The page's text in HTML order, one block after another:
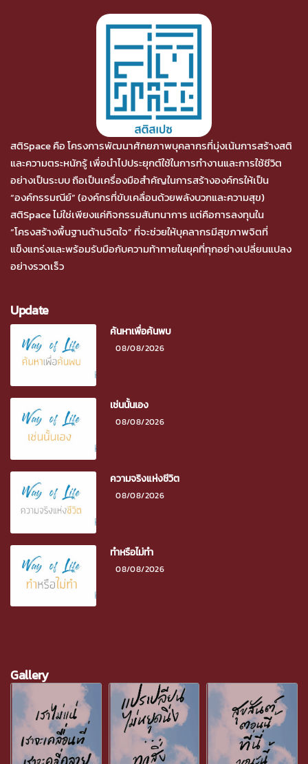
สติSpace คือ โครงการพัฒนาศักยภาพบุคลากรที่มุ่งเน้นการสร้างสติ
และความตระหนักรู้ เพื่อนำไปประยุกต์ใช้ในการทำงานและการใช้ชีวิต
อย่างเป็นระบบ ถือเป็นเครื่องมือสำคัญในการสร้างองค์กรให้เป็น
“องค์กรรมณีย์” (องค์กรที่ขับเคลื่อนด้วยพลังบวกและความสุข)
สติSpace ไม่ใช่เพียงแค่กิจกรรมสันทนาการ แต่คือการลงทุนใน
“โครงสร้างพื้นฐานด้านจิตใจ” ที่จะช่วยให้บุคลากรมีสุขภาพจิตที่
แข็งแกร่งและพร้อมรับมือกับความท้าทายในยุคที่ทุกอย่างเปลี่ยนแปลง
อย่างรวดเร็ว
Update
ค้นหาเพื่อค้นพบ
08/08/2026
เช่นนั้นเอง
08/08/2026
ความจริงแห่งชีวิต
08/08/2026
ทำหรือไม่ทำ
08/08/2026
Gallery